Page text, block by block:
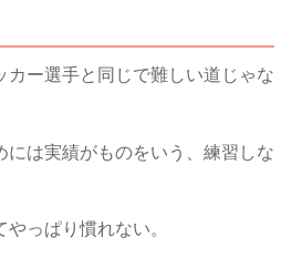
カー選手と同じで難しい道じゃな
には実績がものをいう、練習しな
っぱり慣れない。